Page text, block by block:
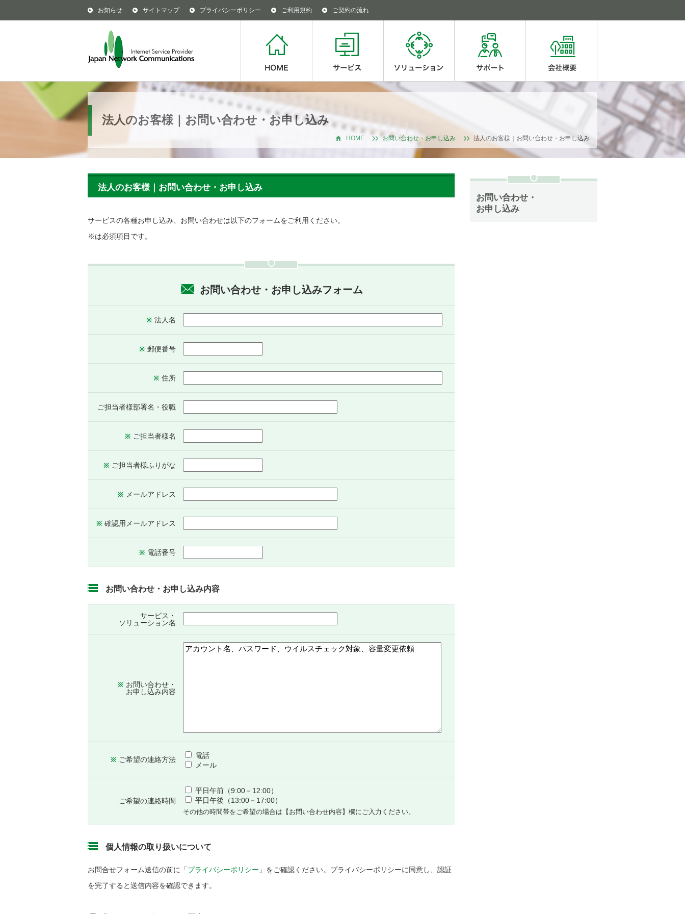
お知らせ サイトマップ プライバシーポリシー ご利用規約 ご契約の流れ
法人のお客様｜お問い合わせ・お申し込み
HOME お問い合わせ・お申し込み 法人のお客様｜お問い合わせ・お申し込み
法人のお客様｜お問い合わせ・お申し込み
サービスの各種お申し込み、お問い合わせは以下のフォームをご利用ください。
※は必須項目です。
お問い合わせ・お申し込みフォーム
※ 法人名
※ 郵便番号
※ 住所
ご担当者様部署名・役職
※ ご担当者様名
※ ご担当者様ふりがな
※ メールアドレス
※ 確認用メールアドレス
※ 電話番号
お問い合わせ・お申し込み内容
サービス・
ソリューション名
※ お問い合わせ・
お申し込み内容
※ ご希望の連絡方法
電話
メール
ご希望の連絡時間
平日午前（9:00－12:00）
平日午後（13:00－17:00）
その他の時間帯をご希望の場合は 【お問い合わせ内容】欄にご入力ください。
個人情報の取り扱いについて
お問合せフォーム送信の前に「プライバシーポリシー 」をご確認ください。プライバシーポリシーに同意し、認証
を完了すると送信内容を確認できます。
お問い合わせ・
お申し込み